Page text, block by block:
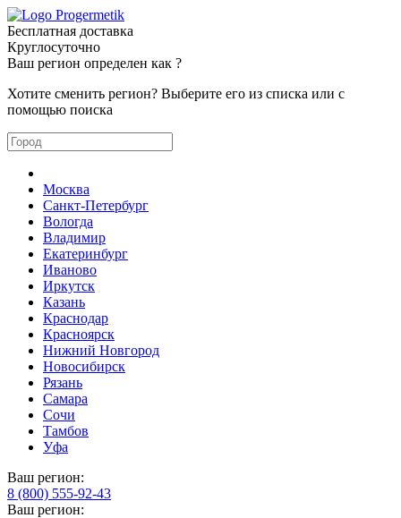
Бесплатная доставка
Круглосуточно
Ваш регион определен как ?
Хотите сменить регион? Выберите его из списка или с
помощью поиска
Москва
Санкт-Петербург
Вологда
Владимир
Екатеринбург
Иваново
Иркутск
Казань
Краснодар
Красноярск
Нижний Новгород
Новосибирск
Рязань
Самара
Сочи
Тамбов
Уфа
Ваш регион:
8 (800) 555-92-43
Ваш регион: